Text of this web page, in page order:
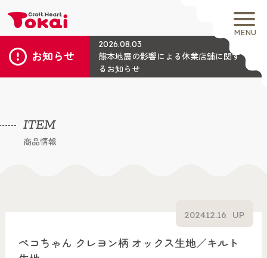
MENU
お知らせ
2026.08.03
熊本地震の影響による休業店舗に関す
るお知らせ
ITEM
商品情報
ペコちゃん クレヨン柄 オックス生地／キルト
202412.16 UP